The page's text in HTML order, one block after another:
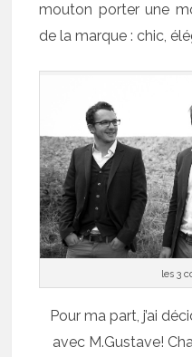
mouton porter une
de la marque : chic,
les 3
Pour ma part, j’ai
avec M.Gustave!